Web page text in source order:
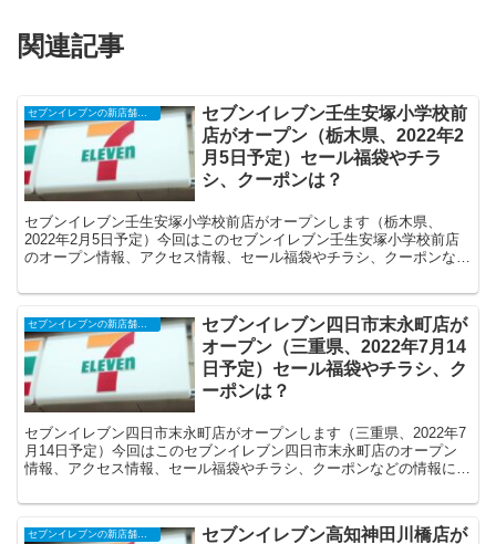
関連記事
セブンイレブンの新店舗開店予定・オープンセール（福袋）、クーポンなど
セブンイレブン壬生安塚小学校前
店がオープン（栃木県、2022年2
月5日予定）セール福袋やチラ
シ、クーポンは？
セブンイレブン壬生安塚小学校前店がオープンします（栃木県、
2022年2月5日予定）今回はこのセブンイレブン壬生安塚小学校前店
のオープン情報、アクセス情報、セール福袋やチラシ、クーポンなど
セブンイレブン四日市末永町店が
オープン（三重県、2022年7月14
日予定）セール福袋やチラシ、ク
ーポンは？
セブンイレブン四日市末永町店がオープンします（三重県、2022年7
月14日予定）今回はこのセブンイレブン四日市末永町店のオープン
情報、アクセス情報、セール福袋やチラシ、クーポンなどの情報につ
セブンイレブンの新店舗開店予定・オープンセール（福袋）、クーポンなど セブンイレブン高知神田川橋店が